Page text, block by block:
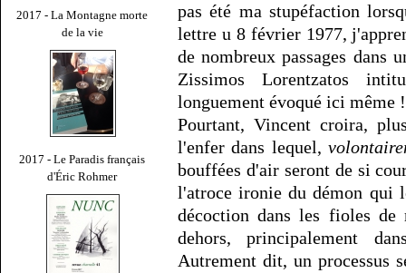
2017 - La Montagne morte
de la vie
2017 - Le Paradis français
d'Éric Rohmer
pas été ma stupéfaction
lettre u 8 février 1977,
de nombreux passages dans
Zissimos Lorentzatos
longuement évoqué ici même !
Pourtant, Vincent croira,
l'enfer dans lequel,
bouffées d'air seront de si
l'atroce ironie du démon qui
décoction dans les fioles
dehors, principalement
Autrement dit, un processus